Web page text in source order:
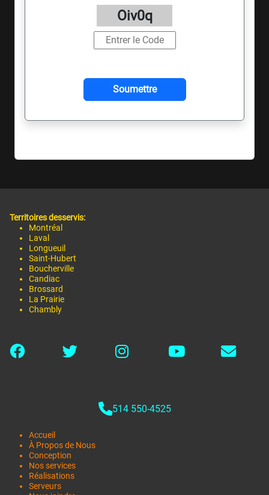
Oiv0q
Territoires desservis:
Montréal
Laval
Longueuil
Saint-Hubert
Boucherville
Candiac
Brossard
La Prairie
Chambly
514 550-4525
Accueil
À Propos de Nous
Conception
Nos services
Réalisations
Serveurs